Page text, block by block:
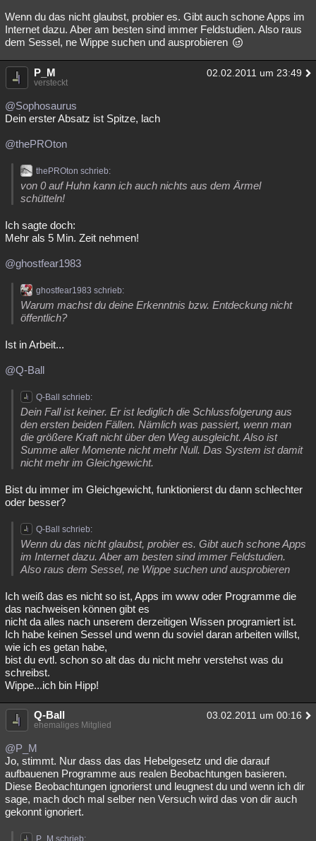
Wenn du das nicht glaubst, probier es. Gibt auch schone Apps im
Internet dazu. Aber am besten sind immer Feldstudien. Also raus
dem Sessel, ne Wippe suchen und ausprobieren
P_M 02.02.2011 um 23:49
versteckt
@Sophosaurus
Dein erster Absatz ist Spitze, lach
@thePROton
thePROton schrieb:
von 0 auf Huhn kann ich auch nichts aus dem Ärmel
schütteln!
Ich sagte doch:
Mehr als 5 Min. Zeit nehmen!
@ghostfear1983
ghostfear1983 schrieb:
Warum machst du deine Erkenntnis bzw. Entdeckung nicht
öffentlich?
Ist in Arbeit...
@Q-Ball
Q-Ball schrieb:
Dein Fall ist keiner. Er ist lediglich die Schlussfolgerung aus
den ersten beiden Fällen. Nämlich was passiert, wenn man
die größere Kraft nicht über den Weg ausgleicht. Also ist
Summe aller Momente nicht mehr Null. Das System ist damit
nicht mehr im Gleichgewicht.
Bist du immer im Gleichgewicht, funktionierst du dann schlechter
oder besser?
Q-Ball schrieb:
Wenn du das nicht glaubst, probier es. Gibt auch schone Apps
im Internet dazu. Aber am besten sind immer Feldstudien.
Also raus dem Sessel, ne Wippe suchen und ausprobieren
Ich weiß das es nicht so ist, Apps im www oder Programme die
das nachweisen können gibt es
nicht da alles nach unserem derzeitigen Wissen programiert ist.
Ich habe keinen Sessel und wenn du soviel daran arbeiten willst,
wie ich es getan habe,
bist du evtl. schon so alt das du nicht mehr verstehst was du
schreibst.
Wippe...ich bin Hipp!
Q-Ball 03.02.2011 um 00:16
ehemaliges Mitglied
@P_M
Jo, stimmt. Nur dass das das Hebelgesetz und die darauf
aufbauenen Programme aus realen Beobachtungen basieren.
Diese Beobachtungen ignorierst und leugnest du und wenn ich dir
sage, mach doch mal selber nen Versuch wird das von dir auch
gekonnt ignoriert.
P_M schrieb: